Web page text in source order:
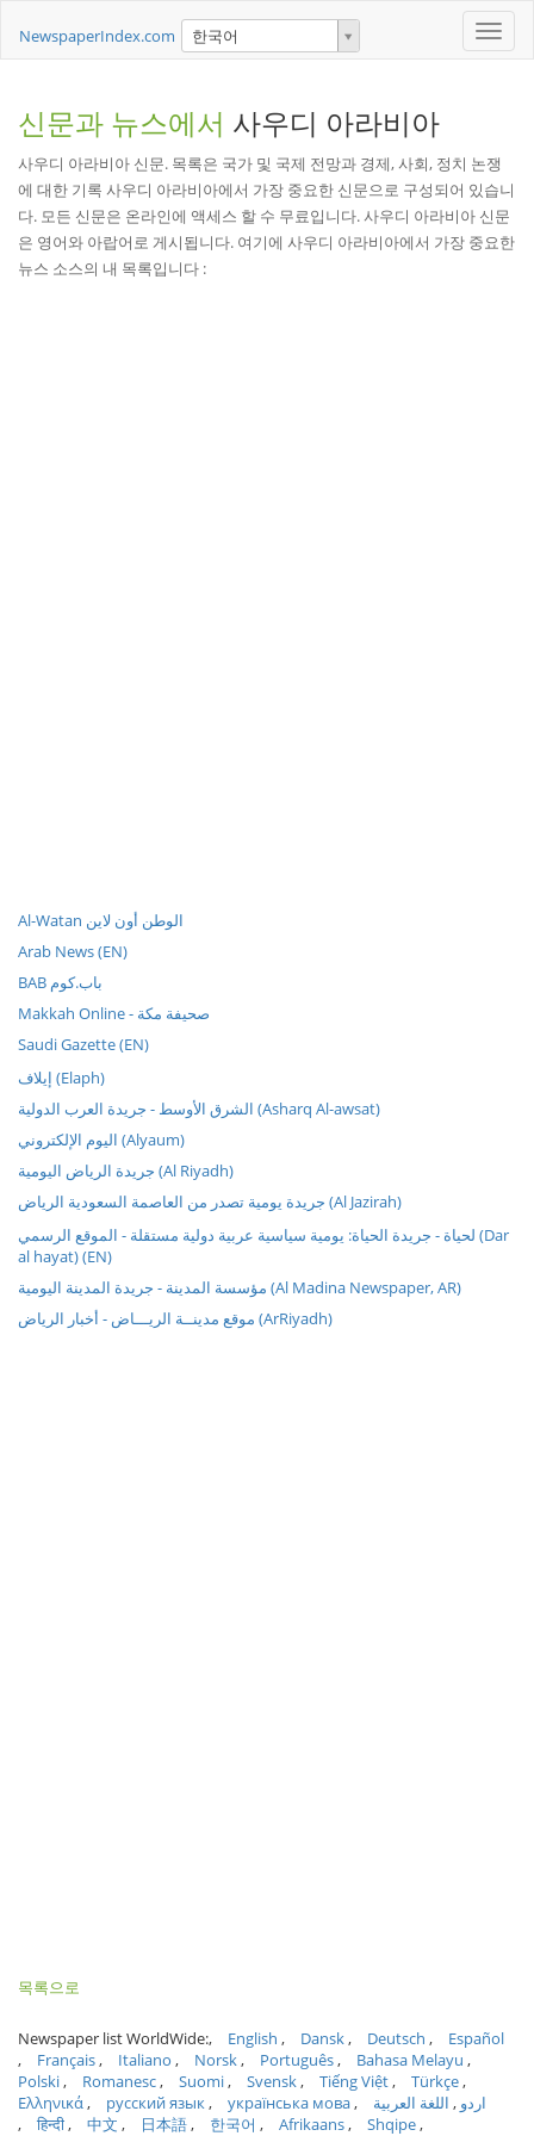
Toggle
NewspaperIndex.com 한국어
신문과 뉴스에서 사우디 아라비아
사우디 아라비아 신문. 목록은 국가 및 국제 전망과 경제, 사회, 정치 논쟁
에 대한 기록 사우디 아라비아에서 가장 중요한 신문으로 구성되어 있습니
다. 모든 신문은 온라인에 액세스 할 수 무료입니다. 사우디 아라비아 신문
은 영어와 아랍어로 게시됩니다. 여기에 사우디 아라비아에서 가장 중요한
뉴스 소스의 내 목록입니다 :
Al-Watan الوطن أون لاين
Arab News (EN)
BAB باب.كوم
Makkah Online - صحيفة مكة
Saudi Gazette (EN)
إيلاف (Elaph)
الشرق الأوسط - جريدة العرب الدولية (Asharq Al-awsat)
اليوم الإلكتروني (Alyaum)
جريدة الرياض اليومية (Al Riyadh)
جريدة يومية تصدر من العاصمة السعودية الرياض (Al Jazirah)
لحياة - جريدة الحياة: يومية سياسية عربية دولية مستقلة - الموقع الرسمي (Dar
al hayat) (EN)
مؤسسة المدينة - جريدة المدينة اليومية (Al Madina Newspaper, AR)
موقع مدينــة الريـــاض - أخبار الرياض (ArRiyadh)
목록으로
Newspaper list WorldWide: English Dansk Deutsch
Español
Français
Italiano Norsk Português
Bahasa Melayu
Polski
Romanesc Suomi Svensk Tiếng Việt
Türkçe
Ελληνικά
русский язык українська мова اردو
اللغة العربية
हिन्दी
中文 日本語 한국어 Afrikaans
Shqipe